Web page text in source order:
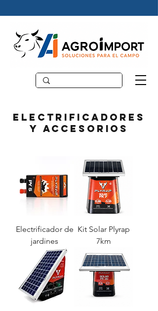
Electrificadores
y accesorios
Electrificador de
jardines
Kit Solar Plyrap
7km